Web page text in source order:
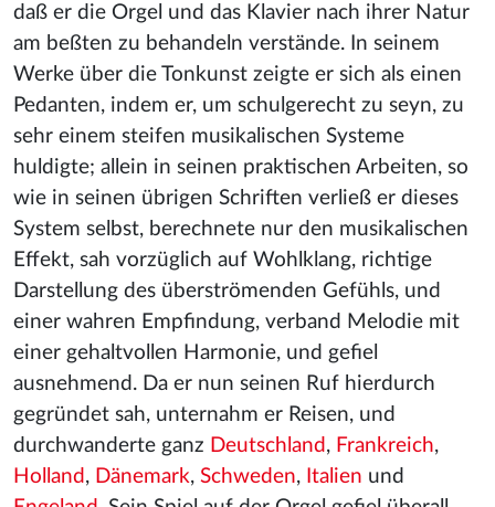
daß er die Orgel und das Klavier nach ihrer Natur
am beßten zu behandeln verstände. In seinem
Werke über die Tonkunst zeigte er sich als einen
Pedanten, indem er, um schulgerecht zu seyn, zu
sehr einem steifen musikalischen Systeme
huldigte; allein in seinen praktischen Arbeiten, so
wie in seinen übrigen Schriften verließ er dieses
System selbst, berechnete nur den musikalischen
Effekt, sah vorzüglich auf Wohlklang, richtige
Darstellung des überströmenden Gefühls, und
einer wahren Empfindung, verband Melodie mit
einer gehaltvollen Harmonie, und gefiel
ausnehmend. Da er nun seinen Ruf hierdurch
gegründet sah, unternahm er Reisen, und
durchwanderte ganz Deutschland , Frankreich,
Holland , Dänemark, Schweden, Italien und